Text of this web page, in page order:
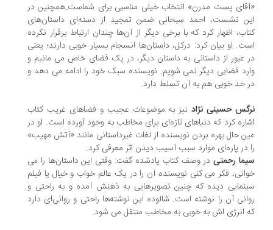
پست مدرن» انتخاب خیلی مناسبی برای شماست.همچنین در
نشست، احمد سبحانی ضمن تمجید از دسته‌ای داستان‌های
اظهار کرد که با برخی دیگر از آن‌ها چندان ارتباط برقرار نکرده
او بیان کرد: درکل، داستان‌ها انسجام بسیار خوبی دارند؛ یعنی
عبور از داستانی به داستان دیگر، در یک فضای خاص می مانیم و
فضایی دیگر نمی شویم. نویسنده سبک خود را ادامه می دهد و
حد خوبی هم به آن تسلط دارد.
حسینی نژادنیز به موضوعات عجیب و فضاهای غریب کتاب
کرد که دنیاهای تازه‌ای برای مخاطب به وجود آورده است. او در
حال بهره بردن نویسنده از لغات غیرداستانی مانند «آتش مهیب»
در پاره‌ای موارد سبب آسیب دیدن اثر معرفی کرد.
رحمتی در وصف کتاب یادشده گفت: وقتی این داستان‌ها را می
فکر می کنی نویسنده آن را در یک عالم خواب و خیال یا فیلم
دیده که چنین تصویرهایی به ذهنش آمده و به راحتی و
آن را نوشته است. شالوده این نوشته‌ها راحتی و روانی‌ای دارد
انرژی اش به خوبی به مخاطب منتقل می شود.